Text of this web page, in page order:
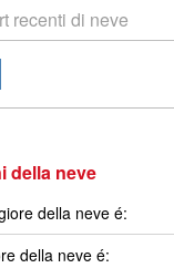
recenti di neve
della neve
della neve é:
della neve é: